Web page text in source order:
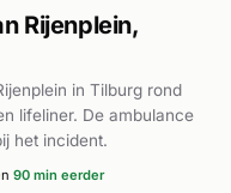
zorgden voor
Het incident was
aanzienlijke inzet van
Rijenplein,
in Tilburg rond
lifeliner. De ambulance
het incident.
90 min eerder